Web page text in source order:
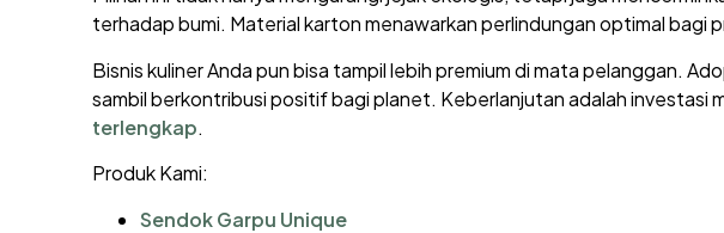
terhadap bumi. Material karton menawarkan perlindungan optimal bagi
Bisnis kuliner Anda pun bisa tampil lebih premium di mata pelanggan.
sambil berkontribusi positif bagi planet. Keberlanjutan adalah investasi
terlengkap.
Produk Kami:
Sendok Garpu Unique